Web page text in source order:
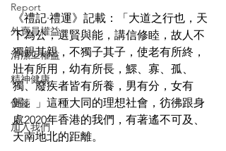
Report
外賣員權益
清潔工權益
精神健康
便箋
加入我們
《禮記·禮運》記載：「大道之行也，天
下為公，選賢與能，講信修睦，故人不
獨親其親，不獨子其子，使老有所終，
壯有所用，幼有所長，鰥、寡、孤、
獨、廢疾者皆有所養，男有分，女有
歸。」這種大同的理想社會，彷彿跟身
處2020年香港的我們，有著遙不可及、
天南地北的距離。